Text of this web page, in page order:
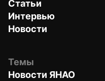
Статьи
Интервью
Новости
Темы
Новости ЯНАО